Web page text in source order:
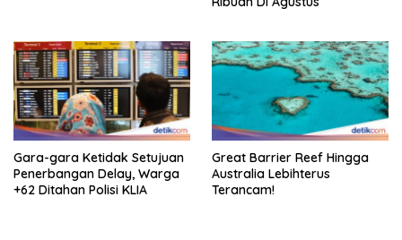
Gara-gara Ketidak Setujuan
Penerbangan Delay, Warga
+62 Ditahan Polisi KLIA
Great Barrier Reef Hingga
Australia Lebihterus
Terancam!